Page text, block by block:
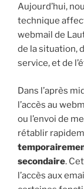
Aujourd’hui,
technique
webmail de
de la situation,
service, et de
Dans l’après
l’accès au
ou l’envoi de
rétablir
secondaire.
l’accès aux